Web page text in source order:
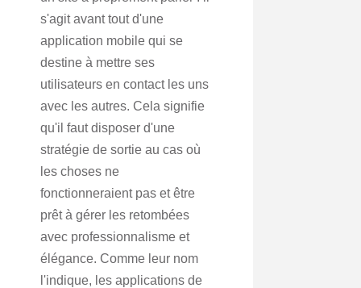
s'agit avant tout d'une
application mobile qui se
destine à mettre ses
utilisateurs en contact les uns
avec les autres. Cela signifie
qu'il faut disposer d'une
stratégie de sortie au cas où
les choses ne
fonctionneraient pas et être
prêt à gérer les retombées
avec professionnalisme et
élégance. Comme leur nom
l'indique, les applications de